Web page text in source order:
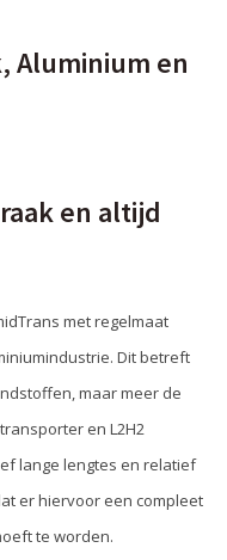
Aluminium en
en altijd
met regelmaat
Dit betreft
maar meer de
en L2H2
lange lengtes en relatief
er hiervoor een compleet
te worden.